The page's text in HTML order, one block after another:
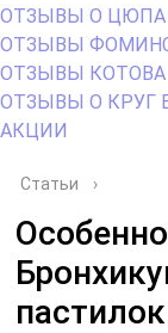
ОТЗЫВЫ О ЦЮПА
ОТЗЫВЫ
ОТЗЫВЫ КОТОВА
ОТЗЫВЫ О КРУГ
АКЦИИ
Статьи ›
пастилок